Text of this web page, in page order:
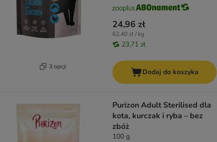
3 opcji
24,96 zł
62,40 zł / kg
23,71 zł
Dodaj do koszyka
Purizon Adult Sterilised dla
kota, kurczak i ryba – bez
zbóż
100 g